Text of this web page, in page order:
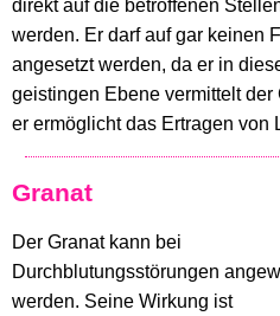
direkt auf die betroffenen
werden. Er darf auf gar keinen
angesetzt werden, da er in
geistingen Ebene vermittelt
er ermöglicht das Ertragen von
Granat
Der Granat kann bei
Durchblutungsstörungen
werden. Seine Wirkung ist